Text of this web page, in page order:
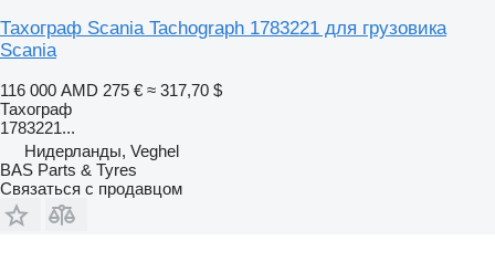
Тахограф Scania Tachograph 1783221 для грузовика
Scania
116 000 AMD 275 € ≈ 317,70 $
Тахограф
1783221...
Нидерланды, Veghel
BAS Parts & Tyres
Связаться с продавцом